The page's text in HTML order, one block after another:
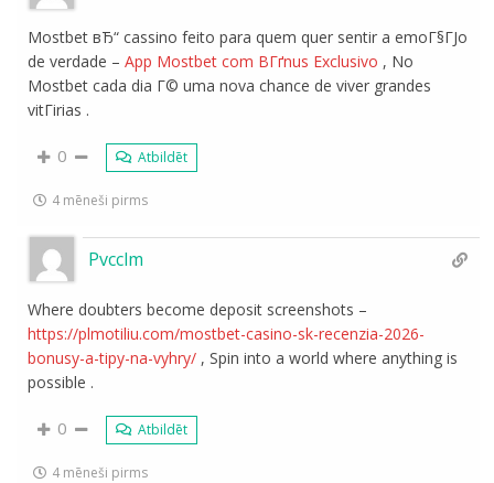
Mostbet вЂ“ cassino feito para quem quer sentir a emoГ§ГЈo
de verdade –App Mostbet com BГґnus Exclusivo , No
Mostbet cada dia Г© uma nova chance de viver grandes
vitГіrias .
0 Atbildēt
4 mēneši pirms
Pvcclm
Where doubters become deposit screenshots –
https://plmotiliu.com/mostbet-casino-sk-recenzia-2026-
bonusy-a-tipy-na-vyhry/ , Spin into a world where anything is
possible .
0 Atbildēt
4 mēneši pirms